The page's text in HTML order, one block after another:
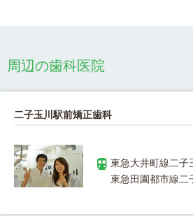
周辺の歯科医院
二子玉川駅前矯正歯科